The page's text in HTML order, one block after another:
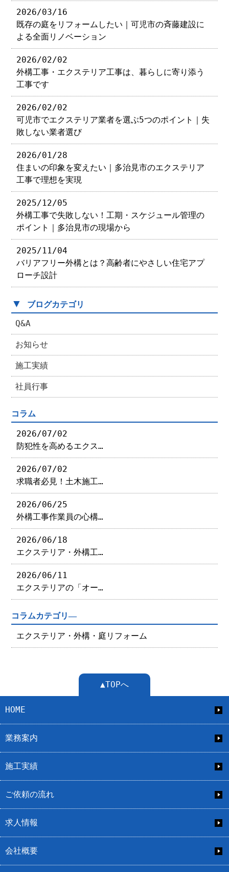
2026/03/16
既存の庭をリフォームしたい｜可児市の斉藤建設に
よる全面リノベーション
2026/02/02
外構工事・エクステリア工事は、暮らしに寄り添う
工事です
2026/02/02
可児市でエクステリア業者を選ぶ5つのポイント｜失
敗しない業者選び
2026/01/28
住まいの印象を変えたい｜多治見市のエクステリア
工事で理想を実現
2025/12/05
外構工事で失敗しない！工期・スケジュール管理の
ポイント｜多治見市の現場から
2025/11/04
バリアフリー外構とは？高齢者にやさしい住宅アプ
ローチ設計
▼ ブログカテゴリ
Q&A
お知らせ
施工実績
社員行事
コラム
2026/07/02
防犯性を高めるエクス…
2026/07/02
求職者必見！土木施工…
2026/06/25
外構工事作業員の心構…
2026/06/18
エクステリア・外構工…
2026/06/11
エクステリアの「オー…
コラムカテゴリ―
エクステリア・外構・庭リフォーム
▲TOPへ
HOME
業務案内
施工実績
ご依頼の流れ
求人情報
会社概要